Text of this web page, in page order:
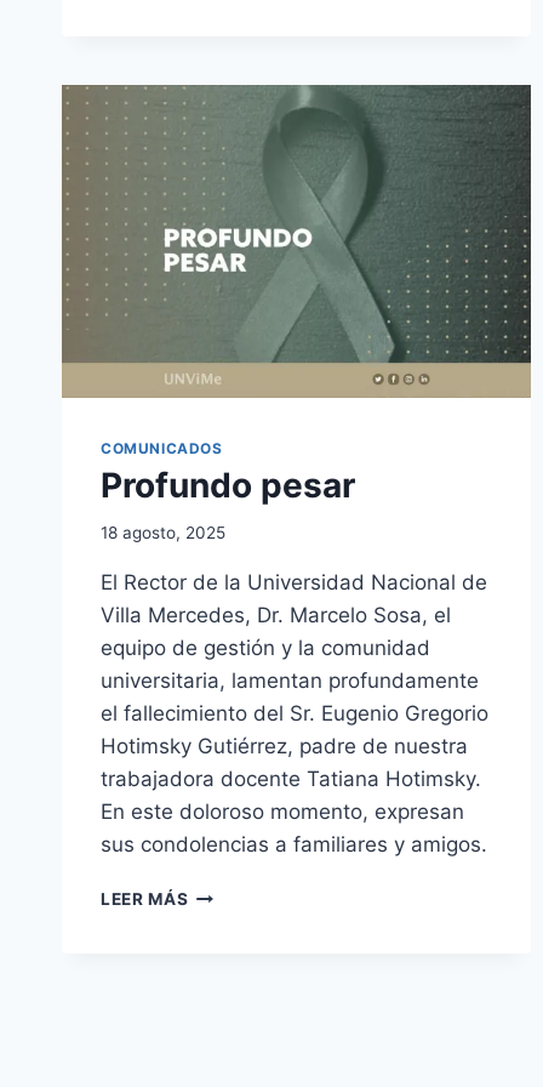
COMUNICADOS
Profundo pesar
18 agosto, 2025
El Rector de la Universidad Nacional de
Villa Mercedes, Dr. Marcelo Sosa, el
equipo de gestión y la comunidad
universitaria, lamentan profundamente
el fallecimiento del Sr. Eugenio Gregorio
Hotimsky Gutiérrez, padre de nuestra
trabajadora docente Tatiana Hotimsky.
En este doloroso momento, expresan
sus condolencias a familiares y amigos.
LEER MÁS PROFUNDO